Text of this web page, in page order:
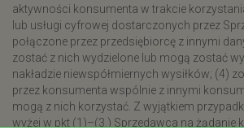
aktywności konsumenta w trakcie
lub usługi cyfrowej dostarczonych przez
połączone przez przedsiębiorcę z innymi
zostać z nich wydzielone lub mogą zostać
nakładzie niewspółmiernych wysiłków; (4)
przez konsumenta wspólnie z innymi
mogą z nich korzystać. Z wyjątkiem
wyżej w pkt (1)–(3,) Sprzedawca na żądanie